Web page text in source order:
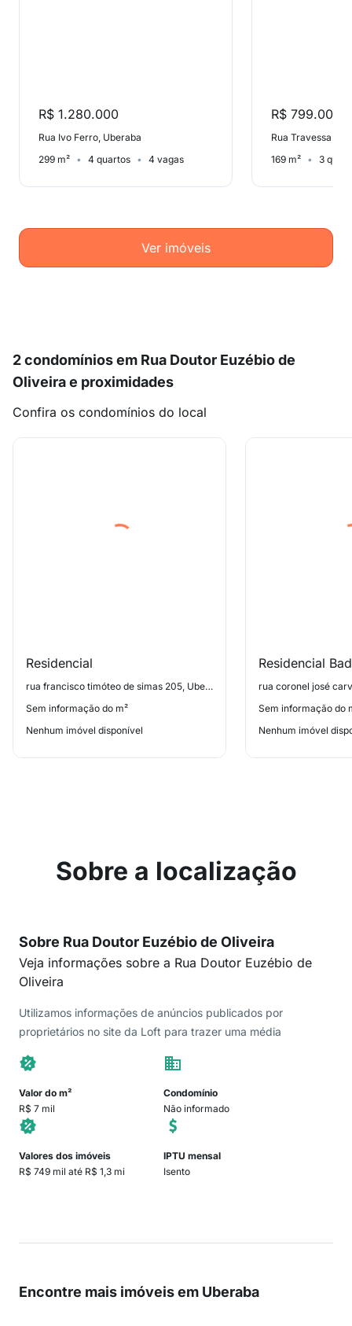
R$ 1.280.000
Rua Ivo Ferro, Uberaba
299 m²
4 quartos 4 vagas
R$ 799.000
Rua Travessa
169 m²
3
Ver imóveis
2 condomínios em Rua Doutor Euzébio de
Oliveira e proximidades
Confira os condomínios do local
Residencial
rua francisco timóteo de simas 205, Uberaba
Sem informação do m²
Nenhum imóvel disponível
Residencial
Sem informação do
Nenhum imóvel
Sobre a localização
Sobre Rua Doutor Euzébio de Oliveira
Veja informações sobre a Rua Doutor Euzébio de
Oliveira
Utilizamos informações de anúncios publicados por
proprietários no site da Loft para trazer uma média
Valor do m²
R$ 7 mil
Condomínio
Não informado
Valores dos imóveis
R$ 749 mil até R$ 1,3 mi
IPTU mensal
Isento
Encontre mais imóveis em Uberaba